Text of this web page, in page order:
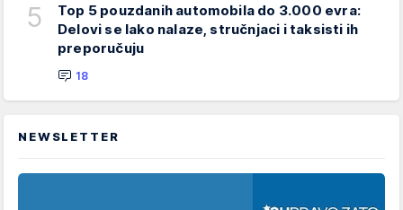
5
Top 5 pouzdanih automobila do 3.000 evra:
Delovi se lako nalaze, stručnjaci i taksisti ih
preporučuju
18
NEWSLETTER